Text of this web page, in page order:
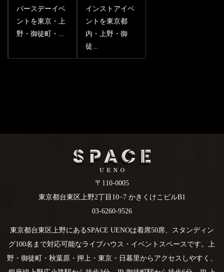
バースデーイベ
ントを東京・上
野・御徒町・...
インストアイベ
ントを東京都
内・上野・御
徒...
〒110-0005
東京都台東区上野2丁目10−7 かきくけこビルB1
03-6260-9526
東京都台東区上野にあるSPACE UENOは着席50席、スタンディン
グ100名まで対応可能なライブハウス・イベントスペースです。上
野・御徒町・秋葉原・押上・東京・日暮里からアクセスしやすく、